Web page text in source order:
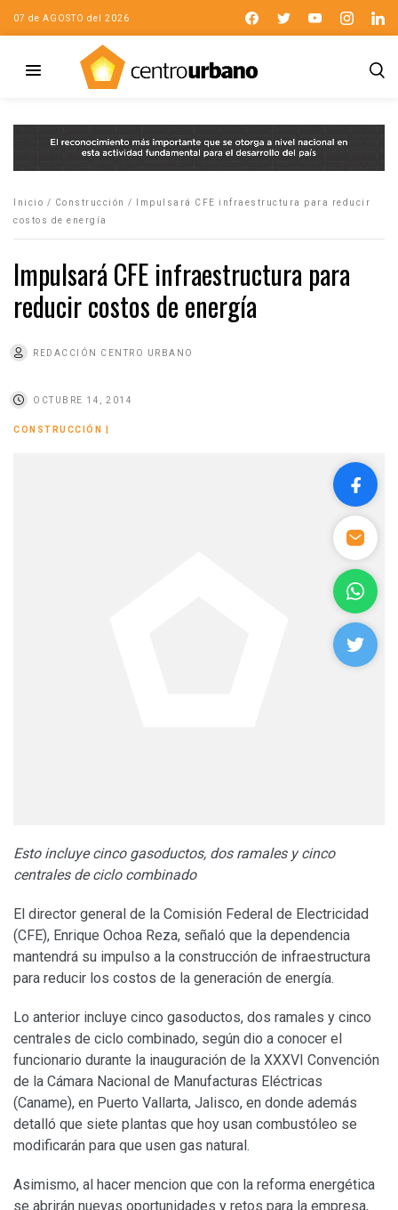
07 de AGOSTO del 2026
Inicio / Construcción /
Impulsará CFE infraestructura para reducir
costos de energía
Impulsará CFE infraestructura para
reducir costos de energía
REDACCIÓN CENTRO URBANO
OCTUBRE 14, 2014
CONSTRUCCIÓN
Esto incluye cinco gasoductos, dos ramales y cinco
centrales de ciclo combinado
El director general de la Comisión Federal de Electricidad
(CFE), Enrique Ochoa Reza, señaló que la dependencia
mantendrá su impulso a la construcción de infraestructura
para reducir los costos de la generación de energía.
Lo anterior incluye cinco gasoductos, dos ramales y cinco
centrales de ciclo combinado, según dio a conocer el
funcionario durante la inauguración de la XXXVI Convención
de la Cámara Nacional de Manufacturas Eléctricas
(Caname), en Puerto Vallarta, Jalisco, en donde además
detalló que siete plantas que hoy usan combustóleo se
modificarán para que usen gas natural.
Asimismo, al hacer mencion que con la reforma energética
se abrirán nuevas oportunidades y retos para la empresa,